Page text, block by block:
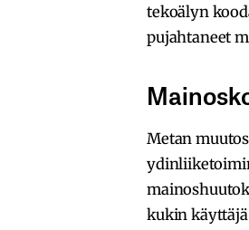
tekoälyn
pujahtaneet
Metan
kukin käyttäjä